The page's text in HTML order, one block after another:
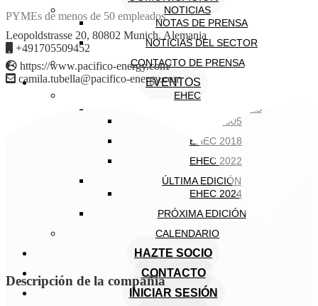
NOTICIAS
NOTAS DE PRENSA
NOTICIAS DEL SECTOR
CONTACTO DE PRENSA
EVENTOS
EHEC
EDICIONES ANTERIORES
EHEC 2005
EHEC 2018
EHEC 2022
ÚLTIMA EDICIÓN
EHEC 2024
PRÓXIMA EDICIÓN
CALENDARIO
HAZTE SOCIO
CONTACTO
INICIAR SESIÓN
PYMEs de menos de 50 empleados
Leopoldstrasse 20, 80802 Munich, Alemania
+491705509452
https://www.pacifico-energy.com/
camila.tubella@pacifico-energy.com
Descripción de la compañía